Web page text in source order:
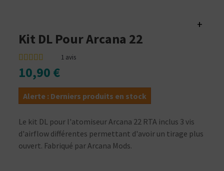
+
Kit DL Pour Arcana 22
1 avis
10,90 €
Alerte : Derniers produits en stock
Le kit DL pour l'atomiseur Arcana 22 RTA inclus 3 vis
d'airflow différentes permettant d'avoir un tirage plus
ouvert. Fabriqué par Arcana Mods.